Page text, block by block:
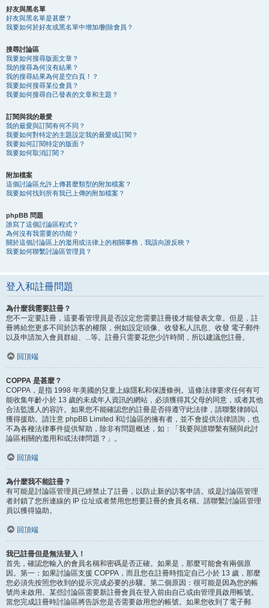
好友與黑名單
好友與黑名單是甚麼？
我要如何於好友或黑名單中增加/刪除會員？
搜尋討論區
我要如何搜尋版面文章？
我的搜尋為何沒有結果？
我的搜尋結果為何是空白頁！？
我要如何搜尋某位會員？
我要如何搜尋自己發表的文章和主題？
訂閱與我的最愛
我的最愛與訂閱有何不同？
我要如何對特定的主題設定我的最愛或訂閱？
我要如何訂閱特定的版面？
我要如何取消訂閱？
附加檔案
這個討論區允許上傳甚麼類型的附加檔案？
我要如何找到所有我已上傳的附加檔案？
phpBB 問題
誰寫了這個討論區程式？
為何沒有我需要的功能？
關於這個討論區上的濫用或法律上的相關事務，我該向誰反映？
我要如何聯繫討論區管理員？
登入和註冊問題
為什麼我需要註冊？
您不一定要註冊，這要看管理員是否設定您需要註冊後才能發表文章。但是，註
冊將給您更多不同於訪客的權限，例如設定頭像、收發私人訊息、收發 電子郵件
以及申請加入會員群組、...等。註冊只需要花您少許時間，所以建議您註冊。
回頂端
COPPA 是甚麼？
COPPA，是指 1998 年美國的兒童上線隱私和保護條例。這條法律要求任何有可
能收集年齡小於 13 歲的未成年人資訊的網站，必須獲得其父母的同意，或者其他
合法監護人的容許。如果您不能確認您的註冊是否得遵守此法律，請聯繫律師以
獲得援助。請注意 phpBB Limited 和討論區的擁有者，並不會提供法律諮詢，也
不為各種法律事件提供幫助，除非有問題概述，如：「我要與誰聯繫有關與此討
論區相關的濫用和或法律問題？」。
回頂端
為什麼我不能註冊？
有可能是討論區管理員已經禁止了註冊，以防止新的訪客申請。或是討論區管理
者封鎖了您所連線的 IP 位址或者禁用您想要註冊的會員名稱。請聯繫討論區管理
員以獲得協助。
回頂端
我已註冊但是無法登入！
首先，確認您輸入的會員名稱和密碼是否正確。如果是，那麼可能會有兩個原
因。第一：如果討論區支援 COPPA，而且您在註冊時指定自己小於 13 歲，那麼
您必須先按照您收到的提示完成必要的步驟。第二個原因：很可能是因為您的帳
號尚未啟用。某些討論區需要新註冊會員在登入前由自己或由管理員啟用帳號。
當您完成註冊時討論區將告訴您是否需要啟用您的帳號。如果您收到了電子郵